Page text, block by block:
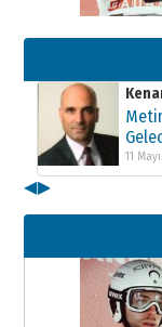
11
11
11
◀▶